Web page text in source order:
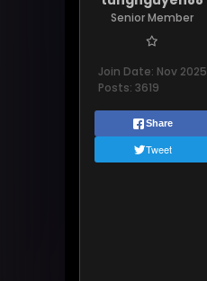
Senior Member
Join Date: Nov 2025
Posts: 3619
Share
Tweet